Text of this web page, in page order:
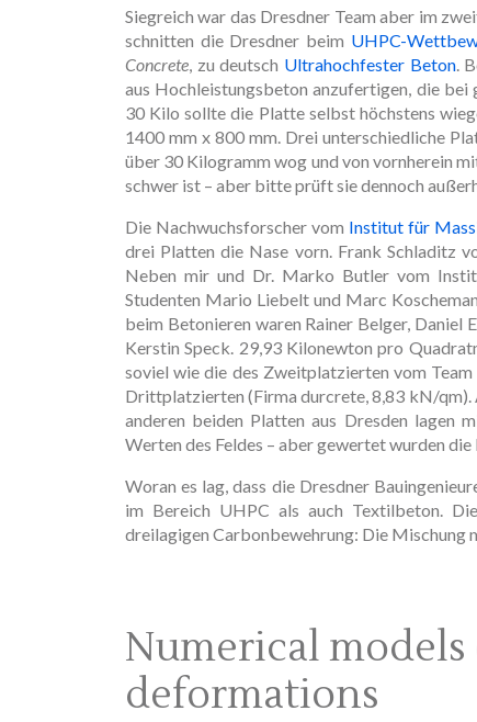
Siegreich war das Dresdner Team aber im
schnitten die Dresdner beim UHPC-
Concrete , zu deutsch Ultrahochfester Beton.
aus Hochleistungsbeton anzufertigen, die
30 Kilo sollte die Platte selbst höchstens
1400 mm x 800 mm. Drei unterschiedliche
über 30 Kilogramm wog und von vornherein
schwer ist – aber bitte prüft sie dennoch
Die Nachwuchsforscher vom Institut für
drei Platten die Nase vorn. Frank Schladitz
Neben mir und Dr. Marko Butler vom
Studenten Mario Liebelt und Marc
beim Betonieren waren Rainer Belger, Daniel
Kerstin Speck. 29,93 Kilonewton pro
soviel wie die des Zweitplatzierten vom
Drittplatzierten (Firma durcrete, 8,83 kN/qm).
anderen beiden Platten aus Dresden lagen
Werten des Feldes – aber gewertet wurden
Woran es lag, dass die Dresdner
im Bereich UHPC als auch Textilbeton.
dreilagigen Carbonbewehrung: Die Mischung
Numerical
deformations